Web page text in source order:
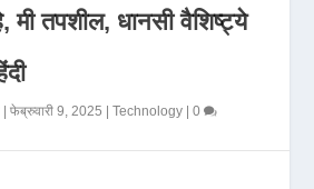
मी तपशील, धानसी वैशिष्ट्ये
|फेब्रुवारी 9, 2025 |Technology |0